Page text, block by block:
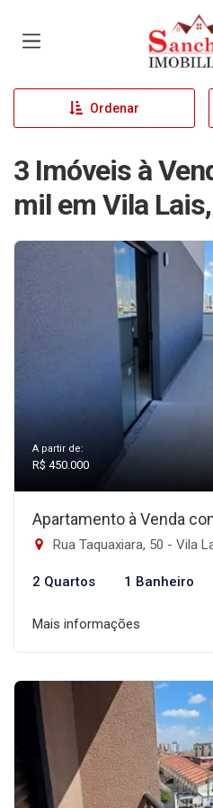
Página
Ordenar
3 Imóveis à
mil em Vila
A partir de:
R$ 450.000
Apartamento à Venda
Rua Taquaxiara, 50 - Vila
2 Quartos 1 Banheiro
Mais informações